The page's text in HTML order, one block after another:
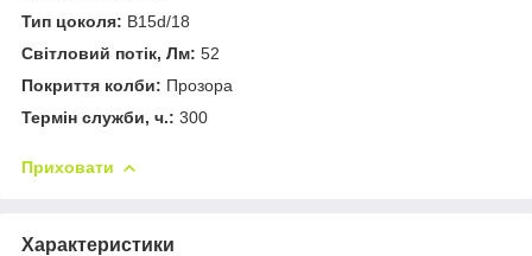
Тип цоколя: В15d/18
Світловий потік, Лм: 52
Покриття колби: Прозора
Термін служби, ч.: 300
Приховати
Характеристики